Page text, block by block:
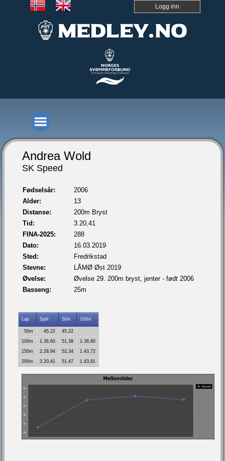
Logg inn
Andrea Wold
SK Speed
Fødselsår:
2006
Alder:
13
Distanse:
200m Bryst
Tid:
3.20,41
FINA-2025:
288
Dato:
16.03.2019
Sted:
Fredrikstad
Stevne:
LÅMØ Øst 2019
Øvelse:
Øvelse 29. 200m bryst, jenter - født 2006
Basseng:
25m
Lap Split 50m 100m
50m 45,22
45,22
100m
1.36,60 51,38
1.36,60
150m
2.28,94 52,34
1.43,72
200m
3.20,41 51,47 1.43,81